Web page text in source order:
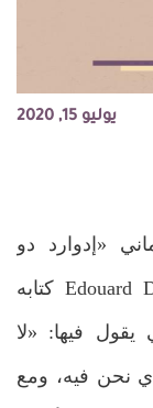
يوليو 15, 2020
«إدوارد دو
هارتمان Edouard De Hartman » (1842 – 1906) كتابه
يقول فيها: «لا
نحن فيه، ومع